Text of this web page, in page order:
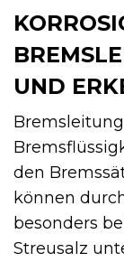
UND
den
können
besonders
Streusalz